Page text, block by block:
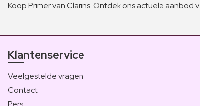
Koop Primer van Clarins. Ontdek ons actuele aanbod
Klantenservice
Veelgestelde vragen
Contact
Pers